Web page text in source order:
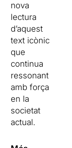
nova
lectura
d’aquest
text icònic
que
continua
ressonant
amb força
en la
societat
actual.